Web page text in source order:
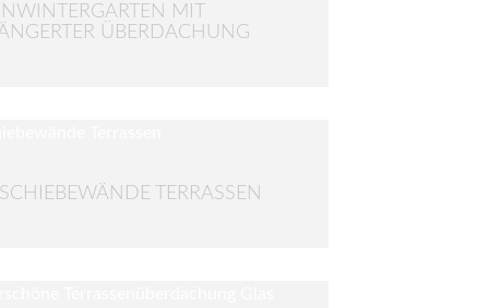
MIT
ÜBERDACHUNG
TERRASSEN